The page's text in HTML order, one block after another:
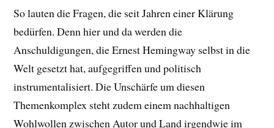
So lauten die Fragen, die seit Jahren einer Klärung
bedürfen. Denn hier und da werden die
Anschuldigungen, die Ernest Hemingway selbst in die
Welt gesetzt hat, aufgegriffen und politisch
instrumentalisiert. Die Unschärfe um diesen
Themenkomplex steht zudem einem nachhaltigen
Wohlwollen zwischen Autor und Land irgendwie im